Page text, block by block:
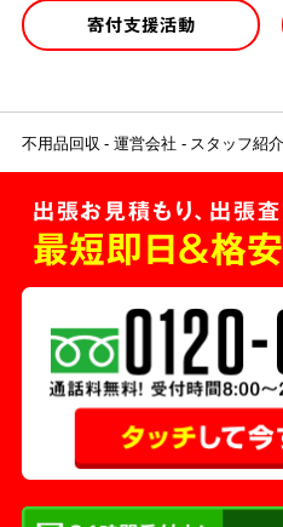
寄付支援活動
不用品回収 運営会社 スタッフ紹介
出張お見積もり、出張
最短即日＆格安